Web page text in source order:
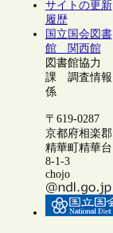
サイトの更新
履歴
国立国会図書
館 関西館
図書館協力
課 調査情報
係
〒619-0287
京都府相楽郡
精華町精華台
8-1-3
chojo